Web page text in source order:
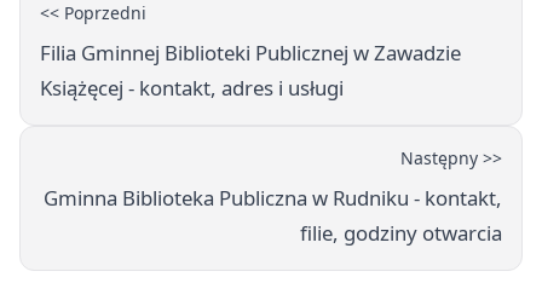
<< Poprzedni
Filia Gminnej Biblioteki Publicznej w Zawadzie
Książęcej - kontakt, adres i usługi
Następny >>
Gminna Biblioteka Publiczna w Rudniku - kontakt,
filie, godziny otwarcia